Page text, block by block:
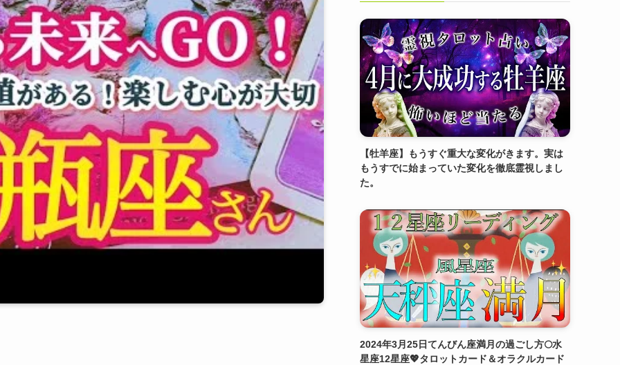
【牡羊座】もうすぐ重大な変化がきます。実は
もうすでに始まっていた変化を徹底霊視しまし
た。
2024年3月25日てんびん座満月の過ごし方🌕水
星座12星座💖タロットカード＆オラクルカード